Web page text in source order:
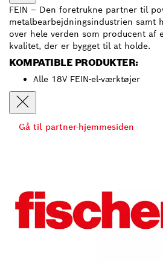
FEIN – Den foretrukne partner til
metalbearbejdningsindustrien samt
over hele verden som producent af
kvalitet, der er bygget til at holde.
KOMPATIBLE PRODUKTER:
Alle 18V FEIN-el-værktøjer
Gå til partner-hjemmesiden